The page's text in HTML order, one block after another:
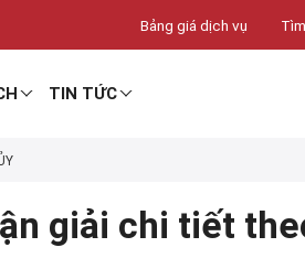
Bảng giá dịch vụ
TIN TỨC
giải chi tiết